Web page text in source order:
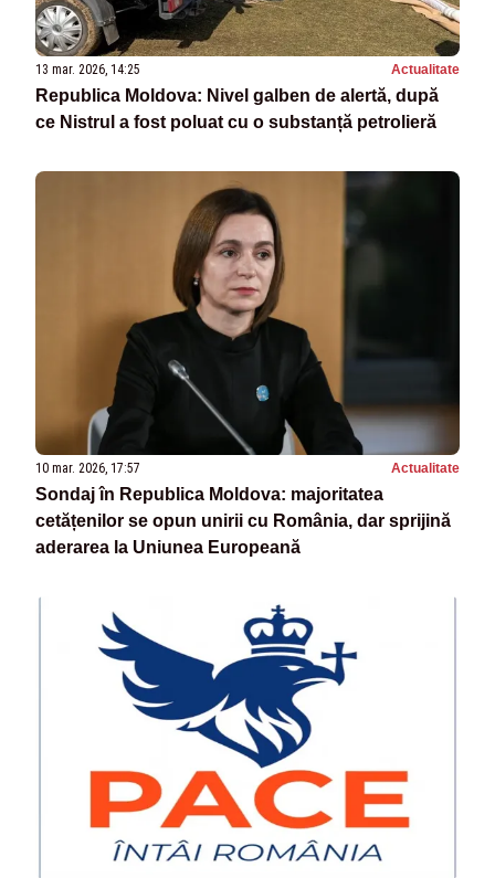
13 mar. 2026, 14:25 Actualitate
Republica Moldova: Nivel galben de alertă, după
ce Nistrul a fost poluat cu o substanță petrolieră
10 mar. 2026, 17:57 Actualitate
Sondaj în Republica Moldova: majoritatea
cetățenilor se opun unirii cu România, dar sprijină
aderarea la Uniunea Europeană